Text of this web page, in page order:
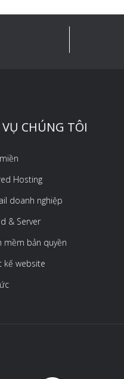
VỤ CHÚNG TÔI
Hosting
doanh nghiệp
& Server
mềm bản quyền
kế website